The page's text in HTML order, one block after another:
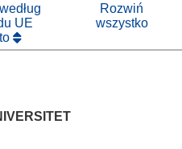
UE
Rozwiń
wszystko